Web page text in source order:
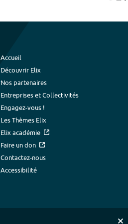
Accueil
Découvrir Elix
Nos partenaires
Entreprises et Collectivités
Engagez-vous !
Les Thèmes Elix
Elix académie
Faire un don
Contactez-nous
Accessibilité